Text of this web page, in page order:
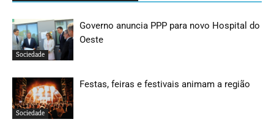
Sociedade
Governo anuncia PPP para novo Hospital do
Oeste
Sociedade
Festas, feiras e festivais animam a região